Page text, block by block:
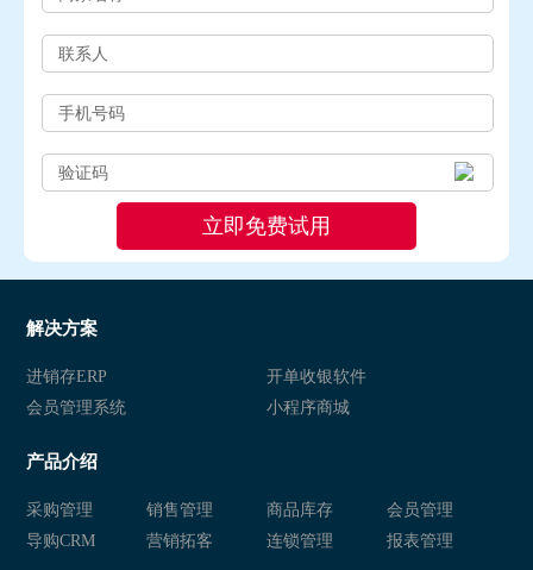
解决方案
进销存ERP
开单收银软件
会员管理系统
小程序商城
产品介绍
采购管理 销售管理 商品库存
会员管理
导购CRM
营销拓客 连锁管理 报表管理